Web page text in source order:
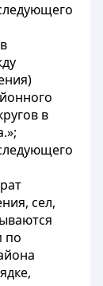
в
сел,
по